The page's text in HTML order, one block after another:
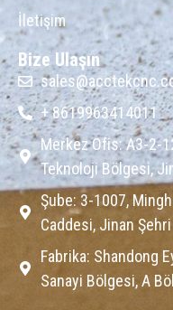
İletişim
Bize Ulaşın
+ 8619963414011
Merkez Ofis: A3-2-
Teknoloji Bölgesi,
Şube: 3-1007,
Caddesi, Jinan Şehri
Fabrika: Shandong
Sanayi Bölgesi, A